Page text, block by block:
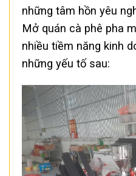
những tâm hồn yêu
Mở quán cà phê pha
nhiều tiềm năng kinh
những yếu tố sau: